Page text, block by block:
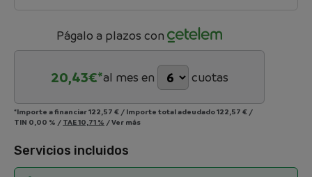
Págalo a plazos con
20,43€*al mes en cuotas
*Importe a financiar122,57 € / Importe total adeudado122,57 € /
TIN 0,00 % / TAE10,71 % /Ver más
Servicios incluidos